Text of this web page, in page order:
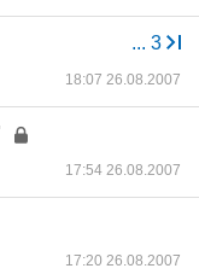
... 3
18:07 26.08.2007
17:54 26.08.2007
17:20 26.08.2007